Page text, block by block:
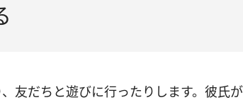
友だちと遊びに行ったりします。彼氏